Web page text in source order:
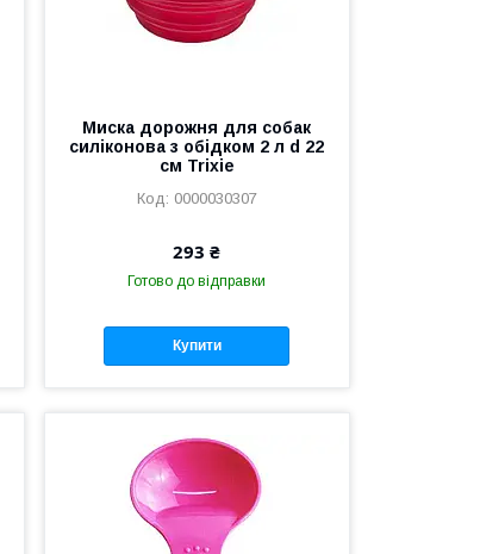
Миска дорожня для собак
силіконова з обідком 2 л d 22
см Trixie
0000030307
293 ₴
Готово до відправки
Купити